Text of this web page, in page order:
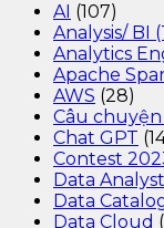
AI (107)
Analysis/ BI
Analytics
Apache
AWS (28)
Câu
Chat GPT
Contest
Data Analyst
Data
Data Cloud